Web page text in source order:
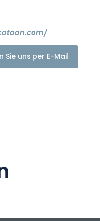
Sie uns per E-Mail